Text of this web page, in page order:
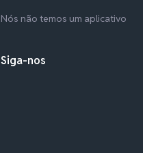
Nós não temos um aplicativo
Siga-nos